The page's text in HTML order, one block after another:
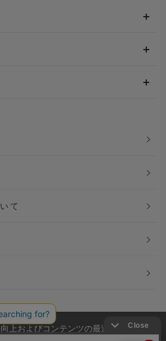
て
上およびコンテンツの最適な提供、ト